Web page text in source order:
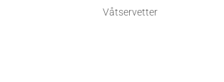
Våtservetter